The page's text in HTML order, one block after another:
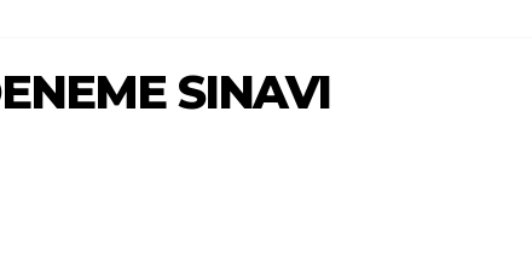
SINAVI